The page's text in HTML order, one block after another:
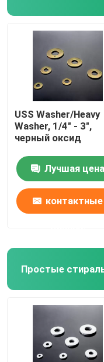
USS Washer/Heavy
Washer, 1/4" - 3",
черный оксид
Лучшая цена
контактные
Простые